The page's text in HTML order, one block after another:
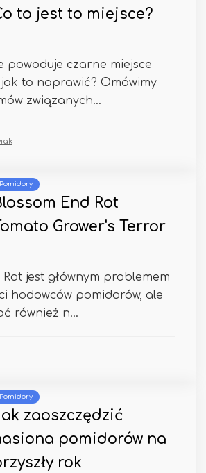
to jest to miejsce?
powoduje czarne miejsce
to naprawić? Omówimy
związanych...
Pomidory
End Rot
Grower's Terror
Rot jest głównym problemem
hodowców pomidorów, ale
również n...
Pomidory
zaoszczędzić
pomidorów na
rok